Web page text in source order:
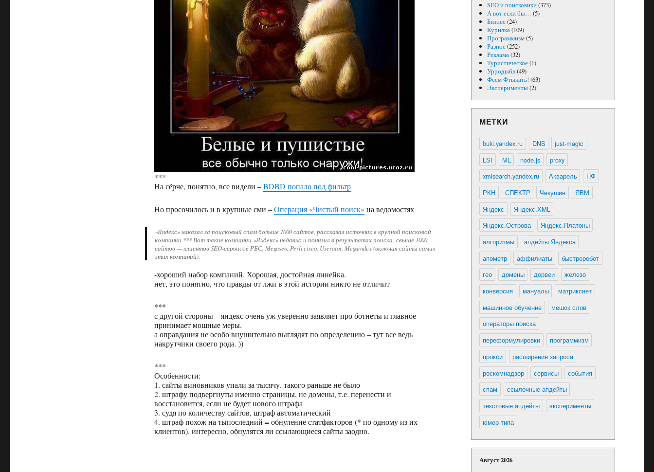
***
На сёрче, понятно, все видели –BDBD попало под фильтр
Но просочилось и в крупные сми –Операция «Чистый поиск» на ведомостях
«Яндекс» наказал за поисковый спам больше 1000 сайтов, рассказал источник в крупной поисковой
компании *** Вот такие компании «Яндекс» недавно и понизил в результатах поиска: свыше 1000
сайтов — клиентов SEO-сервисов РБС, Megaseo, Perfectseo, Userator, Megaindex (включая сайты самих
этих компаний).
-хороший набор компаний. Хорошая, достойная линейка.
нет, это понятно, что правды от лжи в этой истории никто не отличит
***
с другой стороны – яндекс очень уж уверенно заявляет про ботнеты и главное –
принимает мощные меры.
а оправдания не особо внушительно выглядят по определению – тут все ведь
накрутчики своего рода. ))
***
Особенности:
1. сайты виновников упали за тысячу. такого раньше не было
2. штрафу подвергнуты именно страницы, не домены, т.е. перенести и
восстановится, если не будет нового штрафа
3. судя по количеству сайтов, штраф автоматический
4. штраф похож на тыпоследний = обнуление статфакторов (* по одному из их
клиентов). интересно, обнулятся ли ссылающиеся сайты заодно.
SEO и поисковики(373)
А вот если бы… (5)
Бизнес(24)
Курилка(109)
Программизм(5)
Разное(252)
Реклама(32)
Туристическое(1)
Урродыбл(49)
Фсем Фтыкать! (63)
Эксперименты(2)
МЕТКИ
buki.yandex.ru DNS
just-magic
LSI
ML node.js
proxy
xmlsearch.yandex.ru
Акварель
ПФ
РКН
СПЕКТР Чекушин
ЯВМ
Яндекс
Яндекс.XML
Яндекс.Острова
Яндекс.Платоны
алгоритмы
апдейты Яндекса
апометр
аффилиаты
быстроробот
гео
домены дорвеи
железо
конверсия
мануалы
матрикснет
машинное обучение
мешок слов
операторы поиска
переформулировки
программизм
прокси
расширение запроса
роскомнадзор
сервисы
события
спам
ссылочные апдейты
текстовые апдейты
эксперименты
юмор типа
Август 2026